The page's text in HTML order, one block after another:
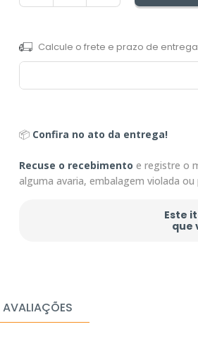
📦 Confira no ato da entrega!
Recuse o recebimento e registre o
alguma avaria, embalagem violada
Este
que
AVALIAÇÕES